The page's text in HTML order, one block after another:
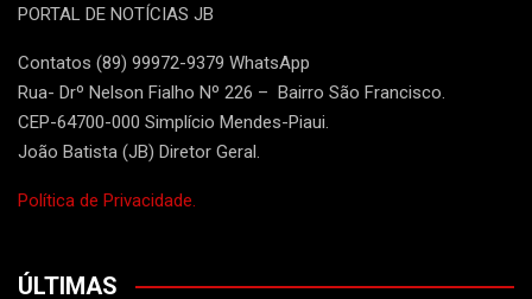
PORTAL DE NOTÍCIAS JB
Contatos (89) 99972-9379 WhatsApp
Rua- Drº Nelson Fialho Nº 226 – Bairro São Francisco.
CEP-64700-000 Simplício Mendes-Piaui.
João Batista (JB) Diretor Geral.
Política de Privacidade.
ÚLTIMAS